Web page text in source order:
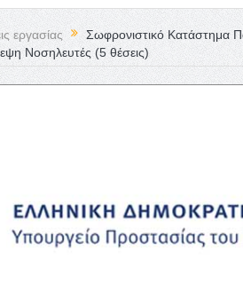
εργασίας
Σωφρονιστικό Κατάστημα
Νοσηλευτές (5 θέσεις)